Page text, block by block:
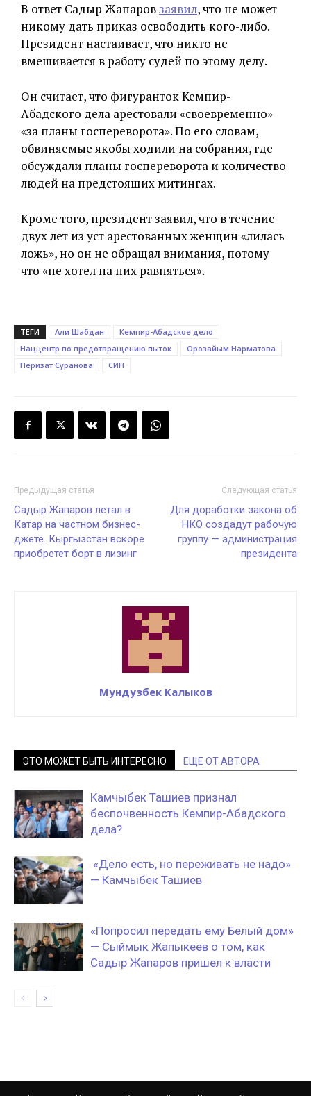
В ответ Садыр Жапаровзаявил, что не может
никому дать приказ освободить кого-либо.
Президент настаивает, что никто не
вмешивается в работу судей по этому делу.
Он считает, что фигуранток Кемпир-
Абадского дела арестовали «своевременно»
«за планы госпереворота». По его словам,
обвиняемые якобы ходили на собрания, где
обсуждали планы госпереворота и количество
людей на предстоящих митингах.
Кроме того, президент заявил, что в течение
двух лет из уст арестованных женщин «лилась
ложь», но он не обращал внимания, потому
что «не хотел на них равняться».
ТЕГИ Али Шабдан
Кемпир-Абадское дело
Наццентр по предотвращению пыток
Орозайым Нарматова
Перизат Суранова
СИН
Предыдущая статья
Садыр Жапаров летал в
Катар на частном бизнес-
джете. Кыргызстан вскоре
приобретет борт в лизинг
Следующая статья
Для доработки закона об
НКО создадут рабочую
группу — администрация
президента
Мундузбек Калыков
ЭТО МОЖЕТ БЫТЬ ИНТЕРЕСНО ЕЩЕ ОТ АВТОРА
Камчыбек Ташиев признал
беспочвенность Кемпир-Абадского
дела?
«Дело есть, но переживать не надо»
— Камчыбек Ташиев
«Попросил передать ему Белый дом»
— Сыймык Жапыкеев о том, как
Садыр Жапаров пришел к власти